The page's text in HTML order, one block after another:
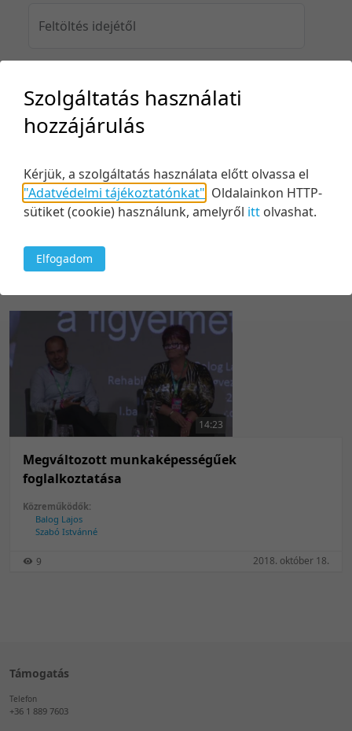
Feltöltés idejétől
Feltöltés idejéig
Keresés
Relevancia szerint
Kezdés/felvétel dátuma szerint
Kezdés/felvétel dátuma szerint
Feltöltés dátuma szerint
Feltöltés dátuma szerint
Utolsó módosítás szerint
Utolsó módosítás szerint
5 tétel/oldal
10 tétel/oldal
50 tétel/oldal
100 tétel/oldal
14:23
Megváltozott munkaképességűek
foglalkoztatása
Közreműködők:
Balog Lajos
Szabó Istvánné
9 2018. október 18.
Támogatás
Telefon
+36 1 889 7603
Szolgáltatás használati
hozzájárulás
Kérjük, a szolgáltatás használata előtt olvassa el
"Adatvédelmi tájékoztatónkat" Oldalainkon HTTP-
sütiket (cookie) használunk, amelyről itt olvashat.
Elfogadom